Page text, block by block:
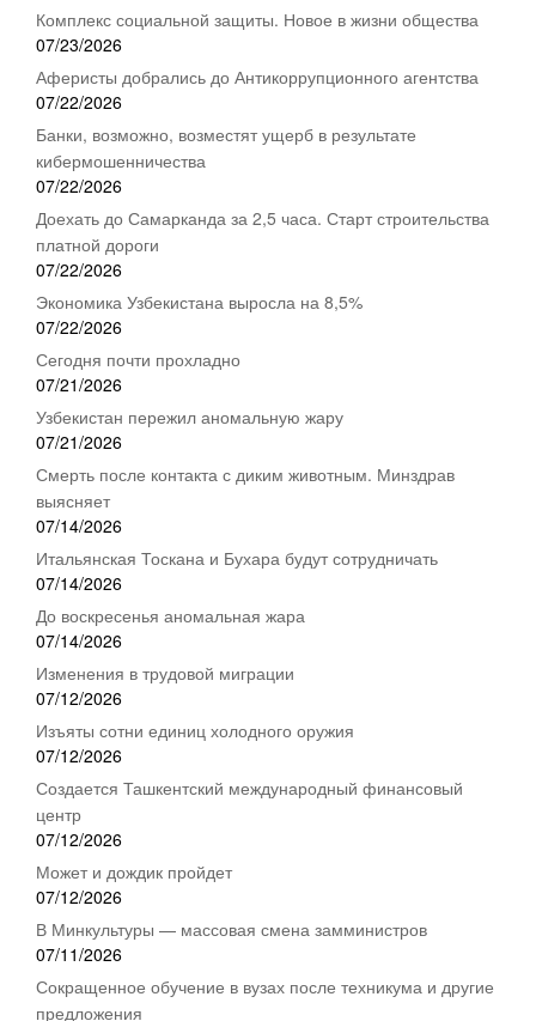
Комплекс социальной защиты. Новое в жизни общества
07/23/2026
Аферисты добрались до Антикоррупционного агентства
07/22/2026
Банки, возможно, возместят ущерб в результате
кибермошенничества
07/22/2026
Доехать до Самарканда за 2,5 часа. Старт строительства
платной дороги
07/22/2026
Экономика Узбекистана выросла на 8,5%
07/22/2026
Сегодня почти прохладно
07/21/2026
Узбекистан пережил аномальную жару
07/21/2026
Смерть после контакта с диким животным. Минздрав
выясняет
07/14/2026
Итальянская Тоскана и Бухара будут сотрудничать
07/14/2026
До воскресенья аномальная жара
07/14/2026
Изменения в трудовой миграции
07/12/2026
Изъяты сотни единиц холодного оружия
07/12/2026
Создается Ташкентский международный финансовый
центр
07/12/2026
Может и дождик пройдет
07/12/2026
В Минкультуры — массовая смена замминистров
07/11/2026
Сокращенное обучение в вузах после техникума и другие
предложения